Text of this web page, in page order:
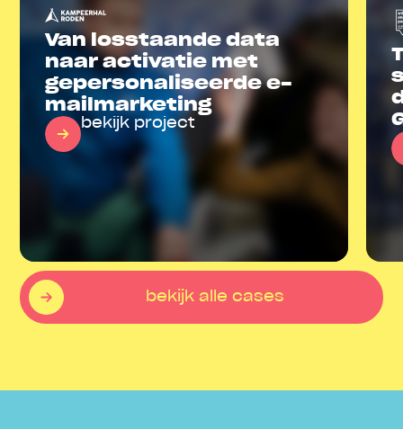
Van losstaande data
naar activatie met
gepersonali­seerde e-
mailmarketing
bekijk project
bekijk alle cases